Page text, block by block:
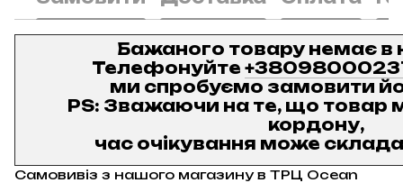
Бажаного товару немає в
Телефонуйте
ми спробуємо замовити
PS: Зважаючи на те, що товар
кордону,
час очікування може
Самовивіз з нашого магазину в ТРЦ Ocean